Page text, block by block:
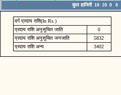
कुल हाजिरी 10 10 0 8
वर्ग प्रदाय राशि(In Rs.)
प्रदाय राशि अनुसूचित जाति
0
प्रदाय राशि अनुसूचित जनजाति
5832
प्रदाय राशि अन्य
3402